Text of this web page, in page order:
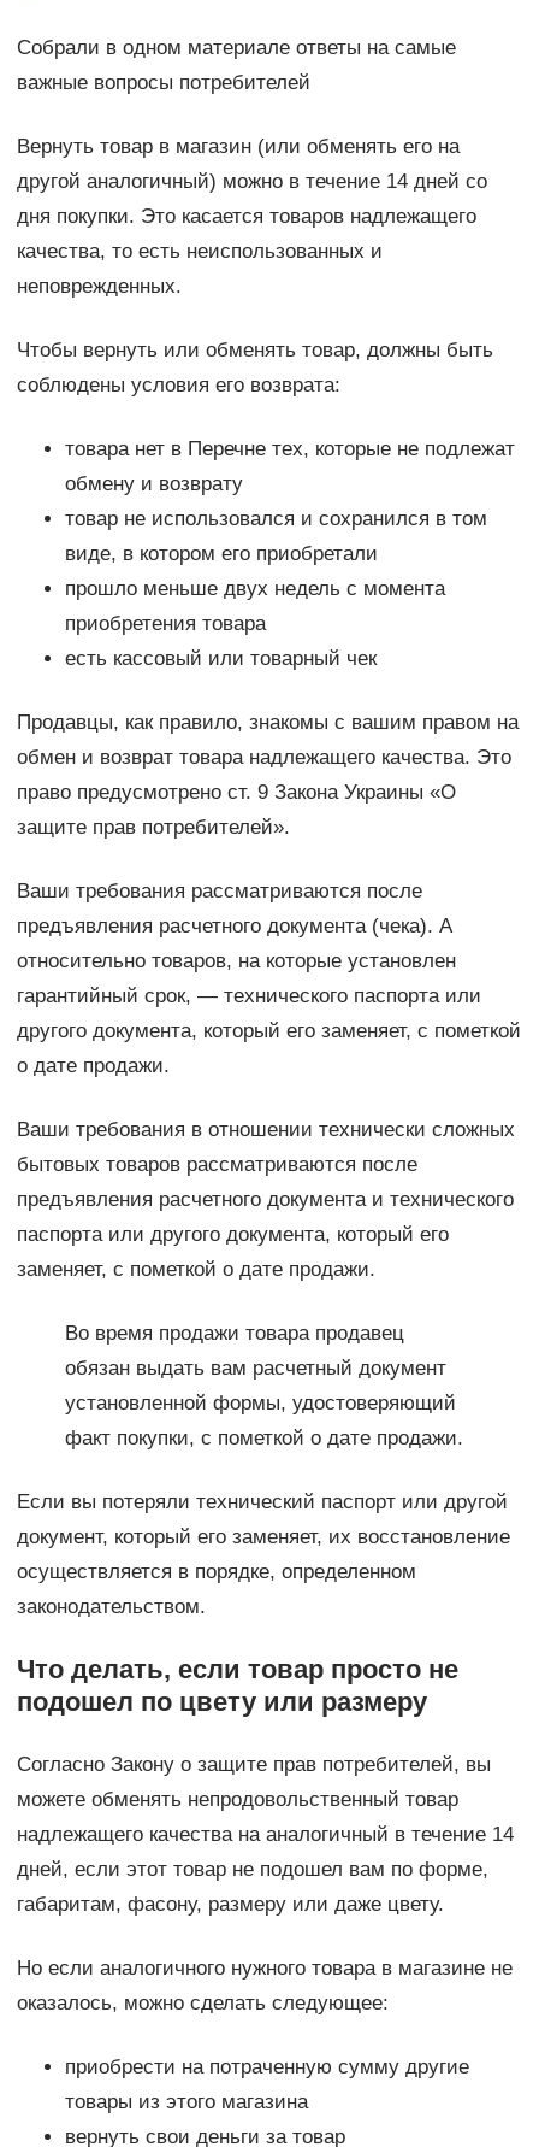
Собрали в одном материале ответы на самые
важные вопросы потребителей
Вернуть товар в магазин (или обменять его на
другой аналогичный) можно в течение 14 дней со
дня покупки. Это касается товаров надлежащего
качества, то есть неиспользованных и
неповрежденных.
Чтобы вернуть или обменять товар, должны быть
соблюдены условия его возврата:
товара нет в Перечне тех, которые не подлежат
обмену и возврату
товар не использовался и сохранился в том
виде, в котором его приобретали
прошло меньше двух недель с момента
приобретения товара
есть кассовый или товарный чек
Продавцы, как правило, знакомы с вашим правом на
обмен и возврат товара надлежащего качества. Это
право предусмотрено ст. 9 Закона Украины «О
защите прав потребителей».
Ваши требования рассматриваются после
предъявления расчетного документа (чека). А
относительно товаров, на которые установлен
гарантийный срок, — технического паспорта или
другого документа, который его заменяет, с пометкой
о дате продажи.
Ваши требования в отношении технически сложных
бытовых товаров рассматриваются после
предъявления расчетного документа и технического
паспорта или другого документа, который его
заменяет, с пометкой о дате продажи.
Во время продажи товара продавец
обязан выдать вам расчетный документ
установленной формы, удостоверяющий
факт покупки, с пометкой о дате продажи.
Если вы потеряли технический паспорт или другой
документ, который его заменяет, их восстановление
осуществляется в порядке, определенном
законодательством.
Что делать, если товар просто не
подошел по цвету или размеру
Согласно Закону о защите прав потребителей, вы
можете обменять непродовольственный товар
надлежащего качества на аналогичный в течение 14
дней, если этот товар не подошел вам по форме,
габаритам, фасону, размеру или даже цвету.
Но если аналогичного нужного товара в магазине не
оказалось, можно сделать следующее:
приобрести на потраченную сумму другие
товары из этого магазина
вернуть свои деньги за товар